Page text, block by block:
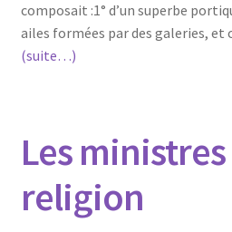
composait :1° d’un superbe
ailes formées par des galeries, et
(suite…)
Les
religion